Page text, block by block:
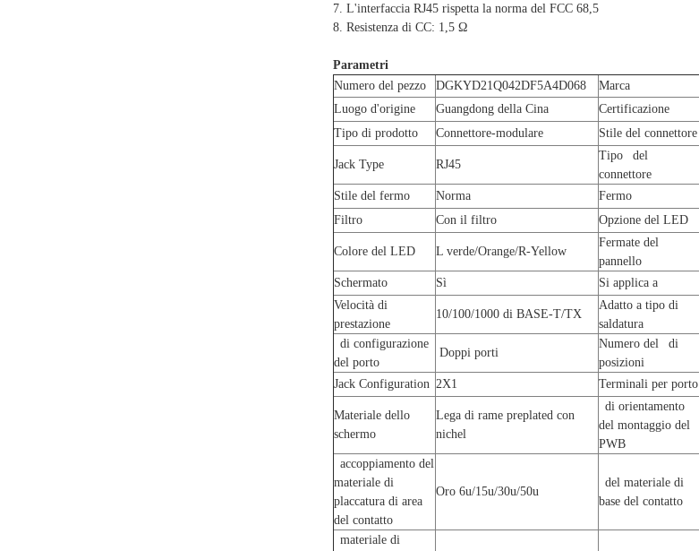
7. L'interfaccia RJ45 rispetta la norma del FCC 68,5
8. Resistenza di CC: 1,5 Ω
Parametri
Numero del pezzo
DGKYD21Q042DF5A4D068 Marca
Luogo d'origine
Guangdong della Cina Certificazione
Tipo di prodotto
Connettore-modulare Stile del connettore
Jack Type RJ45
Tipo del
connettore
Stile del fermo Norma
Fermo
Filtro
Con il filtro Opzione del LED
Colore del LED L verde/Orange/R-Yellow
Fermate del
pannello
Schermato Sì Si applica a
Velocità di
prestazione
10/100/1000 di BASE-T/TX
Adatto a tipo di
saldatura
di configurazione
del porto
Doppi porti
Numero del di
posizioni
Jack Configuration 2X1 Terminali per porto
Materiale dello
schermo
Lega di rame preplated con
nichel
di orientamento
del montaggio del
PWB
accoppiamento del
materiale di
placcatura di area
del contatto
Oro 6u/15u/30u/50u
del materiale di
base del contatto
materiale di